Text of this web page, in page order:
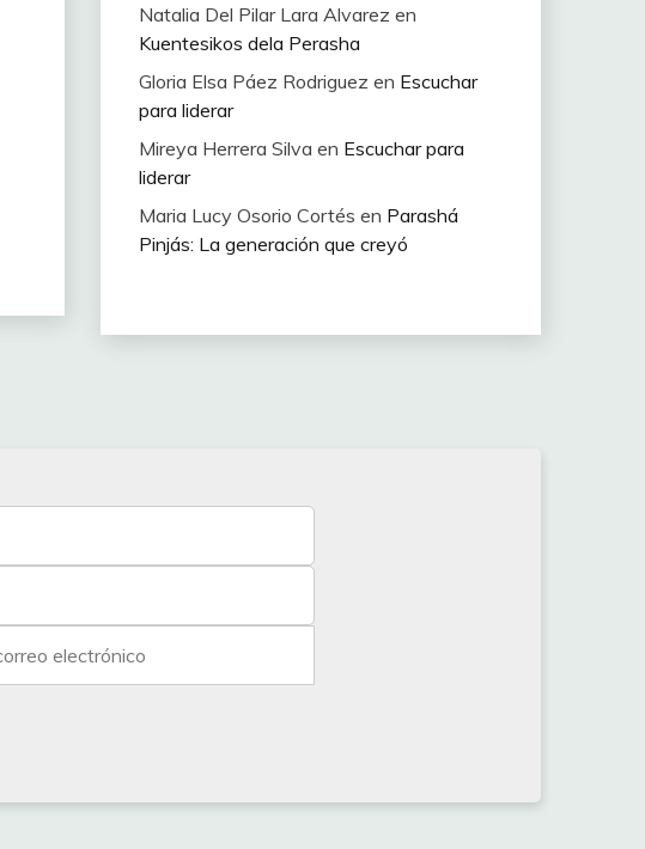
Natalia Del Pilar Lara Alvarez en
Kuentesikos dela Perasha
Gloria Elsa Páez Rodriguez en Escuchar
para liderar
Mireya Herrera Silva en Escuchar para
liderar
Maria Lucy Osorio Cortés en Parashá
Pinjás: La generación que creyó